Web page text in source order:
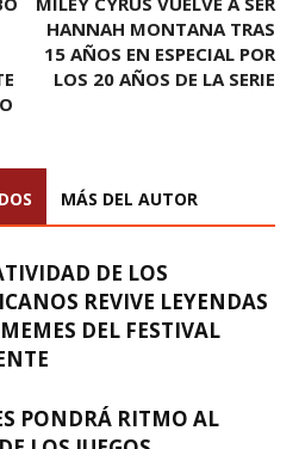
HANNAH MONTANA TRAS
15 AÑOS EN ESPECIAL POR
LOS 20 AÑOS DE LA SERIE
MÁS DEL AUTOR
DE LOS
REVIVE LEYENDAS
DEL FESTIVAL
PONDRÁ RITMO AL